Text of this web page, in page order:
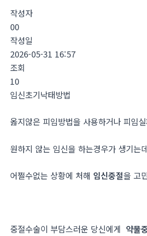
작성자
00
작성일
2026-05-31 16:57
조회
10
임신초기낙­태방법
옳지않은 피임방법을 사용하거나 피임
원하지 않는 임신을 하는경우가 생기는
어쩔수없는 상황에 처해 임신중절을 고
중절수술이 부담스러운 당신에게 약물